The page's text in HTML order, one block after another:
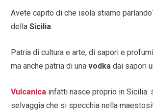
Avete capito di che isola stiamo
dellaSicilia.
Patria di cultura e arte, di sapori e
ma anche patria di unavodka dai sapori
Vulcanica infatti nasce proprio in Sicilia:
selvaggia che si specchia nella